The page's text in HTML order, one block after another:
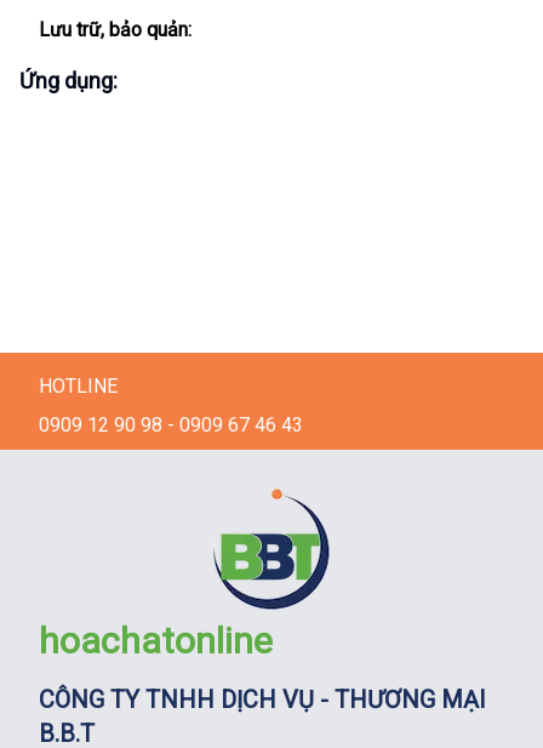
Lưu trữ, bảo quản:
Ứng dụng:
HOTLINE
0909 12 90 98 - 0909 67 46 43
hoachatonline
CÔNG TY TNHH DỊCH VỤ - THƯƠNG MẠI
B.B.T